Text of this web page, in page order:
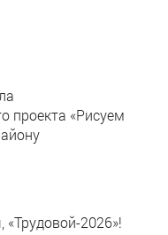
проекта «Рисуем
2026»!